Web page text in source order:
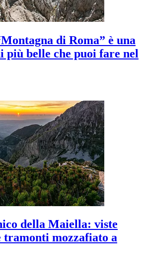
di Roma” è una
più belle che puoi fare nel
della Maiella: viste
tramonti mozzafiato a